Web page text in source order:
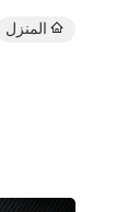
المنزل